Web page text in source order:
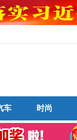
车 时尚